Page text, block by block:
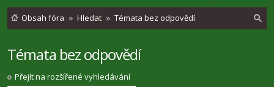
Obsah fóra Hledat Témata bez odpovědí
Témata bez odpovědí
Přejít na rozšířené vyhledávání